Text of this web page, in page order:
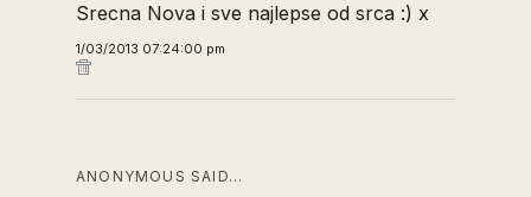
Srecna Nova i sve najlepse od srca :) x
1/03/2013 07:24:00 pm
ANONYMOUS SAID…